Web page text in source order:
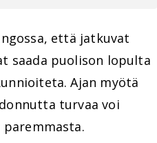
että jatkuvat
saada puolison lopulta
Ajan myötä
turvaa voi